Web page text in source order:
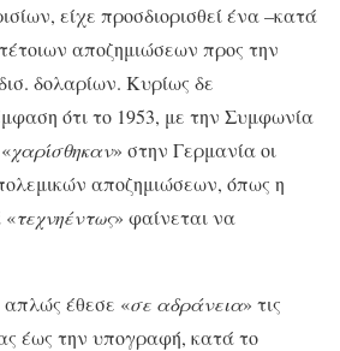
είχε προσδιορισθεί ένα –κατά
αποζημιώσεων προς την
δολαρίων. Κυρίως δε
ότι το 1953, με την Συμφωνία
χαρίσθηκαν» στην Γερμανία οι
αποζημιώσεων, όπως η
«τεχνηέντως» φαίνεται να
έθεσε «σε αδράνεια» τις
έως την υπογραφή, κατά το